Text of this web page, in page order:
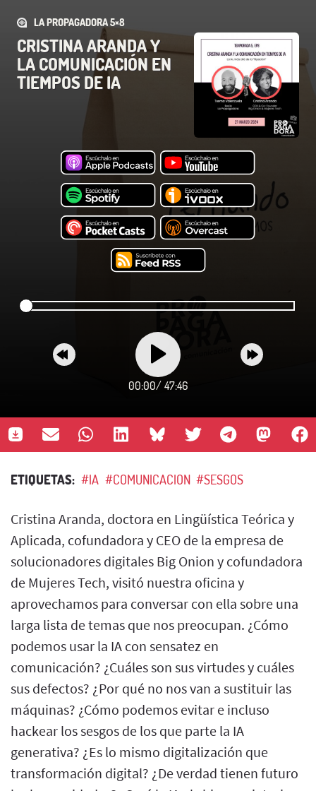
LA PROPAGADORA 5×8
CRISTINA ARANDA Y
LA COMUNICACIÓN EN
TIEMPOS DE IA
00:00/ 47:46
ETIQUETAS: #IA #COMUNICACION #SESGOS
Cristina Aranda, doctora en Lingüística Teórica y
Aplicada, cofundadora y CEO de la empresa de
solucionadores digitales Big Onion y cofundadora
de Mujeres Tech, visitó nuestra oficina y
aprovechamos para conversar con ella sobre una
larga lista de temas que nos preocupan. ¿Cómo
podemos usar la IA con sensatez en
comunicación? ¿Cuáles son sus virtudes y cuáles
sus defectos? ¿Por qué no nos van a sustituir las
máquinas? ¿Cómo podemos evitar e incluso
hackear los sesgos de los que parte la IA
generativa? ¿Es lo mismo digitalización que
transformación digital? ¿De verdad tienen futuro